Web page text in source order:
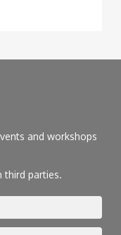
and workshops
third parties.